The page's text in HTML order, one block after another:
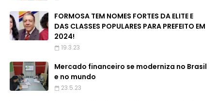
FORMOSA TEM NOMES FORTES DA ELITE E
DAS CLASSES POPULARES PARA PREFEITO EM
2024!
19.3.23
Mercado financeiro se moderniza no Brasil
e no mundo
23.5.23